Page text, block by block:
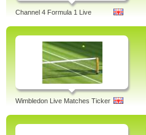
Channel 4 Formula 1 Live
Wimbledon Live Matches Ticker